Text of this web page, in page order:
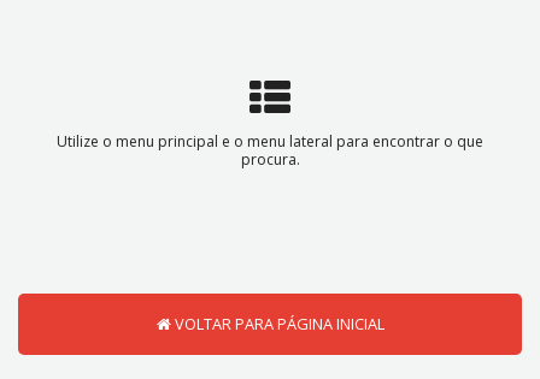
Utilize o menu principal e o menu lateral para encontrar o que
procura.
VOLTAR PARA PÁGINA INICIAL